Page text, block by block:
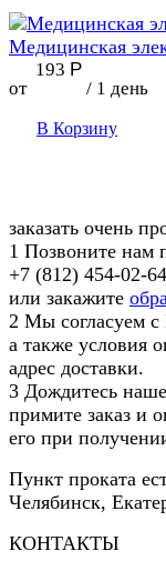
Медицинская
от
193 Р
/ 1 день
В Корзину
заказать очень
1 Позвоните нам
+7 (812) 454-02-64
или закажите
2 Мы согласуем с
а также условия
адрес доставки.
3 Дождитесь
примите заказ и
его при
Пункт проката
Челябинск,
КОНТАКТЫ